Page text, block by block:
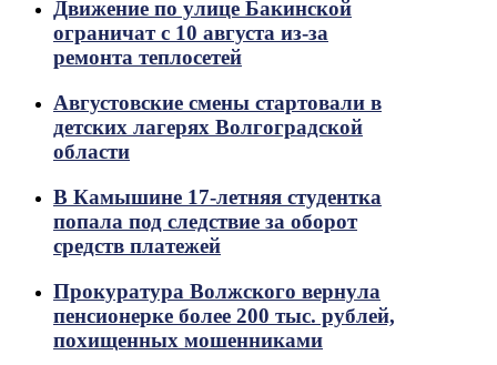
Движение по улице Бакинской
ограничат с 10 августа из-за
ремонта теплосетей
Августовские смены стартовали в
детских лагерях Волгоградской
области
В Камышине 17-летняя студентка
попала под следствие за оборот
средств платежей
Прокуратура Волжского вернула
пенсионерке более 200 тыс. рублей,
похищенных мошенниками